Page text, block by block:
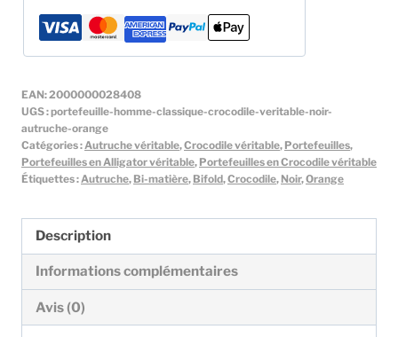
EAN:2000000028408
UGS :portefeuille-homme-classique-crocodile-veritable-noir-
autruche-orange
Catégories : Autruche véritable,Crocodile véritable, Portefeuilles,
Portefeuilles en Alligator véritable, Portefeuilles en Crocodile véritable
Étiquettes : Autruche, Bi-matière, Bifold,Crocodile, Noir,Orange
Description
Informations complémentaires
Avis (0)